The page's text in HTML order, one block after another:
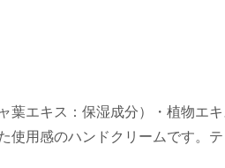
葉エキス：保湿成分）・植物エ
使用感のハンドクリームです。